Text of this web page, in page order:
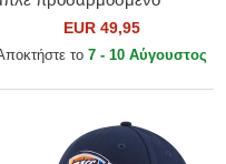
59FIFTY Day Low Profile
Boston Red Sox MLB
EUR 49,95
το 7 - 10 Αύγουστος